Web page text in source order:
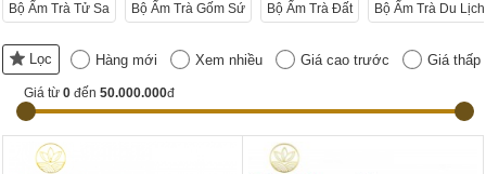
Bộ Ấm Trà Tử Sa Bộ Ấm Trà Gốm Sứ Bộ Ấm Trà Đất Bộ Ấm Trà Du Lịch
Lọc Hàng mới Xem nhiều Giá cao trước Giá
Giá từ0 đến50.000.000đ